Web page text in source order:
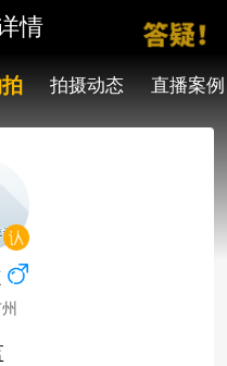
情
拍摄动态 直播案例